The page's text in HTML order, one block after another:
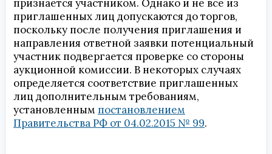
признается участником. Однако и не все из
приглашенных лиц допускаются до торгов,
поскольку после получения приглашения и
направления ответной заявки потенциальный
участник подвергается проверке со стороны
аукционной комиссии. В некоторых случаях
определяется соответствие приглашенных
лиц дополнительным требованиям,
установленным постановлением
Правительства РФ от 04.02.2015 № 99.